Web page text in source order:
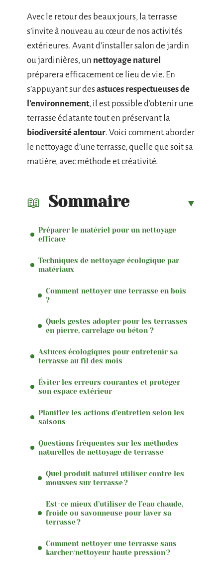
Avec le retour des beaux jours, la terrasse
s’invite à nouveau au cœur de nos activités
extérieures. Avant d’installer salon de jardin
ou jardinières, un nettoyage naturel
préparera efficacement ce lieu de vie. En
s’appuyant sur desastuces respectueuses de
l’environnement, il est possible d’obtenir une
terrasse éclatante tout en préservant la
biodiversité alentour. Voici comment aborder
le nettoyage d’une terrasse, quelle que soit sa
matière, avec méthode et créativité.
Sommaire
Préparer le matériel pour un nettoyage
efficace
Techniques de nettoyage écologique par
matériaux
Comment nettoyer une terrasse en bois
?
Quels gestes adopter pour les terrasses
en pierre, carrelage ou béton ?
Astuces écologiques pour entretenir sa
terrasse au fil des mois
Éviter les erreurs courantes et protéger
son espace extérieur
Planifier les actions d’entretien selon les
saisons
Questions fréquentes sur les méthodes
naturelles de nettoyage de terrasse
Quel produit naturel utiliser contre les
mousses sur terrasse ?
Est-ce mieux d’utiliser de l’eau chaude,
froide ou savonneuse pour laver sa
terrasse ?
Comment nettoyer une terrasse sans
karcher/nettoyeur haute pression ?